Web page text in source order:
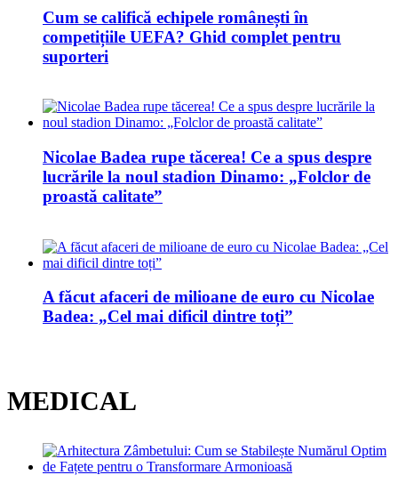
Cum se califică echipele românești în
competițiile UEFA? Ghid complet pentru
suporteri
Nicolae Badea rupe tăcerea! Ce a spus despre
lucrările la noul stadion Dinamo: „Folclor de
proastă calitate”
A făcut afaceri de milioane de euro cu Nicolae
Badea: „Cel mai dificil dintre toți”
MEDICAL